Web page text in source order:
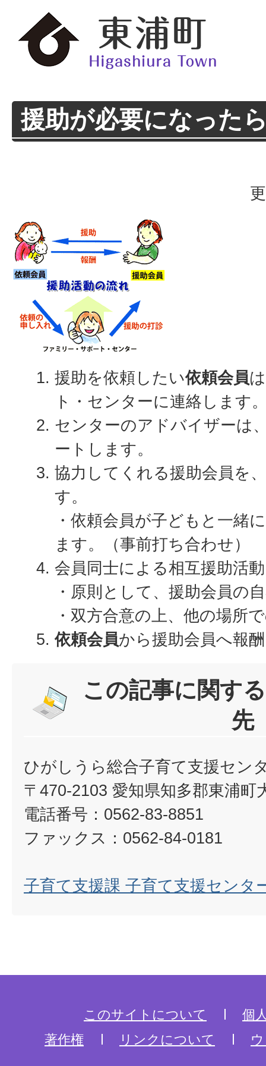
援助が必要になった
援助を依頼したい依頼会員
ト・センターに連絡します
センターのアドバイザーは
ートします。
協力してくれる援助会員を、
す。
・依頼会員が子どもと一緒
ます。（事前打ち合わせ）
会員同士による相互援助活動
・原則として、援助会員の
・双方合意の上、他の場所
依頼会員から援助会員へ報
この記事に関す
先
ひがしうら総合子育て支援セン
〒470-2103 愛知県知多郡東浦町
電話番号：0562-83-8851
ファックス：0562-84-0181
子育て支援課 子育て支援センタ
このサイトについて
個
著作権
リンクについて